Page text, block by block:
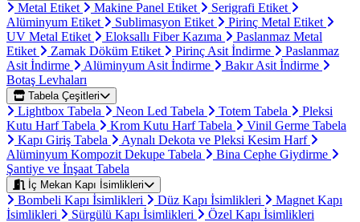
Metal Etiket Makine Panel Etiket
Serigrafi Etiket
Alüminyum Etiket
Sublimasyon Etiket
Pirinç Metal Etiket
UV Metal Etiket
Eloksallı Fiber Kazıma
Paslanmaz Metal
Etiket
Zamak Döküm Etiket Pirinç Asit İndirme
Paslanmaz
Asit İndirme
Alüminyum Asit İndirme
Bakır Asit İndirme
Botaş Levhaları
Tabela Çeşitleri
Lightbox Tabela Neon Led Tabela Totem Tabela
Pleksi
Kutu Harf Tabela
Krom Kutu Harf Tabela
Vinil Germe Tabela
Kapı Giriş Tabela
Aynalı Dekota ve Pleksi Kesim Harf
Alüminyum Kompozit Dekupe Tabela
Bina Cephe Giydirme
Şantiye ve İnşaat Tabela
İç Mekan Kapı İsimlikleri
Bombeli Kapı İsimlikleri Düz Kapı İsimlikleri
Magnet Kapı
İsimlikleri
Sürgülü Kapı İsimlikleri Özel Kapı İsimlikleri